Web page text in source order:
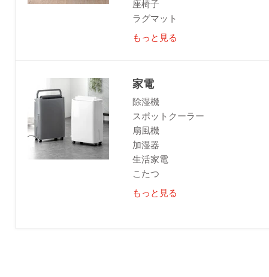
座椅子
ラグマット
もっと見る
家電
除湿機
スポットクーラー
扇風機
加湿器
生活家電
こたつ
もっと見る